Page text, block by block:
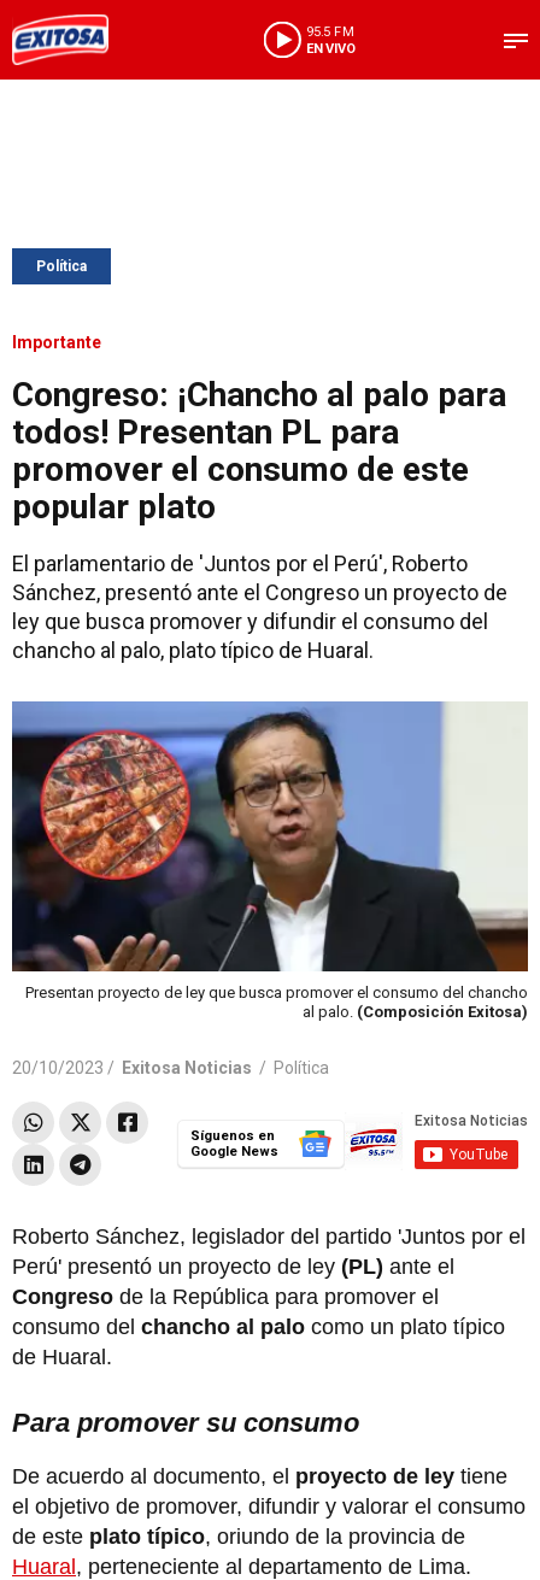
95.5 FM
EN VIVO
Política
Importante
Congreso: ¡Chancho al palo para
todos! Presentan PL para
promover el consumo de este
popular plato
El parlamentario de 'Juntos por el Perú', Roberto
Sánchez, presentó ante el Congreso un proyecto de
ley que busca promover y difundir el consumo del
chancho al palo, plato típico de Huaral.
Presentan proyecto de ley que busca promover el consumo del chancho
al palo. (Composición Exitosa)
20/10/2023 / Exitosa Noticias / Política
Síguenos en
Google News
Roberto Sánchez, legislador del partido 'Juntos por el
Perú' presentó un proyecto de ley (PL) ante el
Congreso de la República para promover el
consumo del chancho al palo como un plato típico
de Huaral.
Para promover su consumo
De acuerdo al documento, el proyecto de ley tiene
el objetivo de promover, difundir y valorar el consumo
de este plato típico, oriundo de la provincia de
Huaral, perteneciente al departamento de Lima.